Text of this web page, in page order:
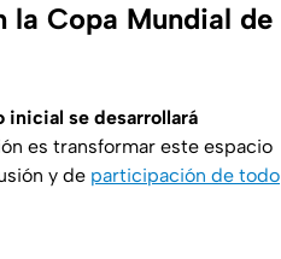
la Copa Mundial de
inicial se desarrollará
es transformar este espacio
y de participación de todo